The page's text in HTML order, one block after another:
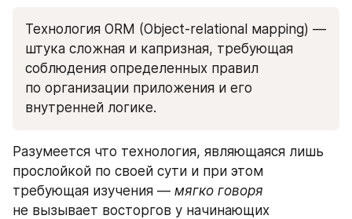
Технология ORM (Object-relational мapping) —
штука сложная и капризная, требующая
соблюдения определенных правил
по организации приложения и его
внутренней логике.
Разумеется что технология, являющаяся лишь
прослойкой по своей сути и при этом
требующая изучения — мягко говоря
не вызывает восторгов у начинающих